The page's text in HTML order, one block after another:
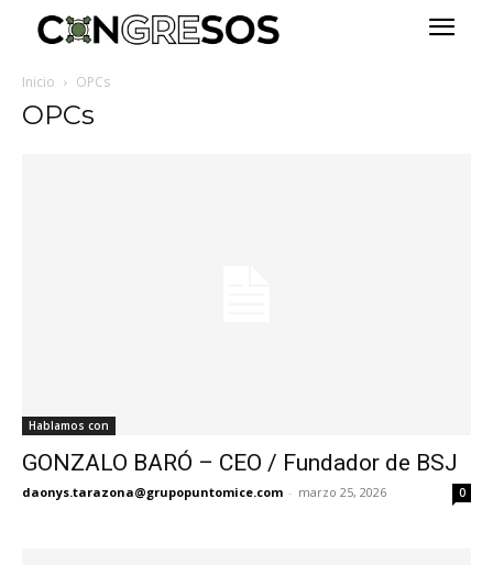
Inicio OPCs
OPCs
Hablamos con
GONZALO BARÓ – CEO / Fundador de BSJ
daonys.tarazona@grupopuntomice.com - marzo 25, 2026 0